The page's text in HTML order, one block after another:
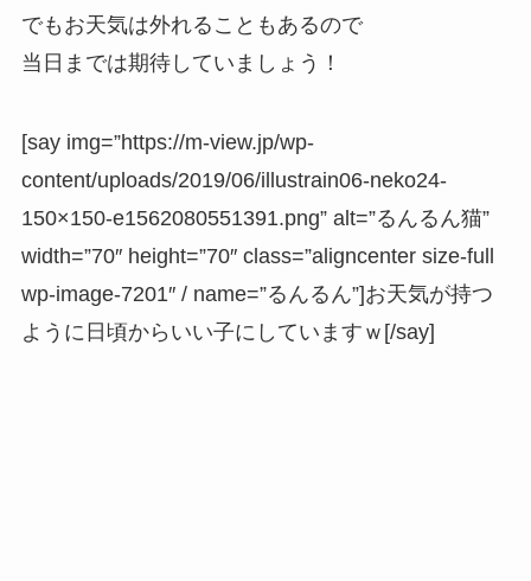
でもお天気は外れることもあるので
当日までは期待していましょう！
[say img=”https://m-view.jp/wp-
content/uploads/2019/06/illustrain06-neko24-
150×150-e1562080551391.png” alt=”るんるん猫”
width=”70″ height=”70″ class=”aligncenter size-full
wp-image-7201″ / name=”るんるん”]お天気が持つ
ように日頃からいい子にしていますｗ[/say]